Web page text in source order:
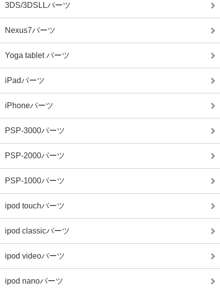
3DS/3DSLLパーツ
Nexus7パーツ
Yoga tablet パーツ
iPadパーツ
iPhoneパーツ
PSP-3000パーツ
PSP-2000パーツ
PSP-1000パーツ
ipod touchパーツ
ipod classicパーツ
ipod videoパーツ
ipod nanoパーツ